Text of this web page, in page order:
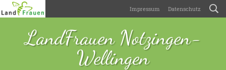
Impressum Datenschutz
LandFrauen Notzingen-
Wellingen